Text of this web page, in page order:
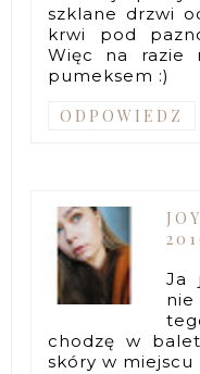
szklane drzwi
krwi pod
Więc na razie
pumeksem :)
ODPOWIEDZ
Ja
chodzę w
skóry w miejscu